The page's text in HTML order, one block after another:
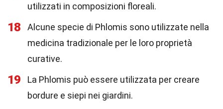
utilizzati in composizioni floreali.
18
Alcune specie di Phlomis sono utilizzate nella
medicina tradizionale per le loro proprietà
curative.
19
La Phlomis può essere utilizzata per creare
bordure e siepi nei giardini.